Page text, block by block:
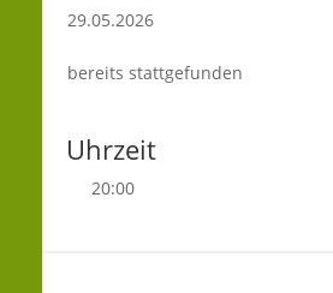
29.05.2026
bereits stattgefunden
Uhrzeit
20:00